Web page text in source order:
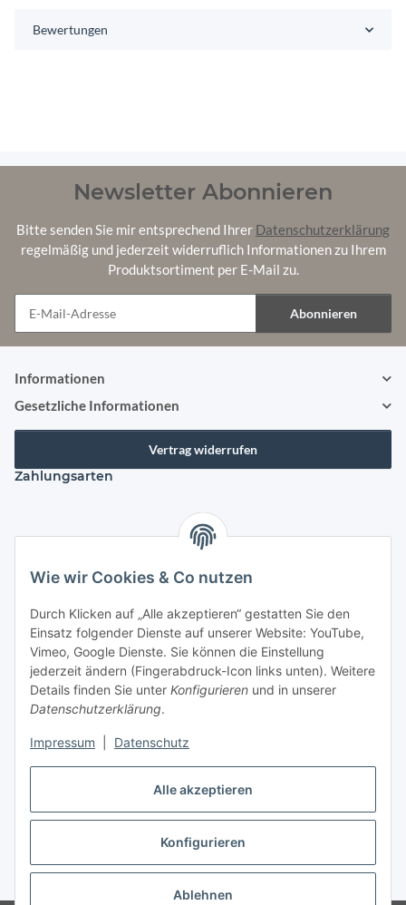
Alle akzeptieren
Konfigurieren
Ablehnen
Wie wir Cookies & Co nutzen
Durch Klicken auf „Alle akzeptieren“ gestatten Sie den
Einsatz folgender Dienste auf unserer Website: YouTube,
Vimeo, Google Dienste. Sie können die Einstellung
jederzeit ändern (Fingerabdruck-Icon links unten). Weitere
Details finden Sie unter Konfigurieren und in unserer
Datenschutzerklärung.
Impressum Datenschutz
Bewertungen
Newsletter Abonnieren
Bitte senden Sie mir entsprechend Ihrer Datenschutzerklärung
regelmäßig und jederzeit widerruflich Informationen zu Ihrem
Produktsortiment per E-Mail zu.
Abonnieren
Informationen
Gesetzliche Informationen
Vertrag widerrufen
Zahlungsarten
Versandarten
Kontakt
Mayaadi Home
Max-Planck-Str. 34
61184 Karben
Deutschland
Telefon: +49-6039-938080
info@mayaadi-home.de
* Alle Preise inkl. gesetzlicher USt., zzgl.Versand